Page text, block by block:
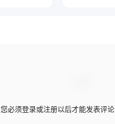
您必须登录或注册以后才能发表评论